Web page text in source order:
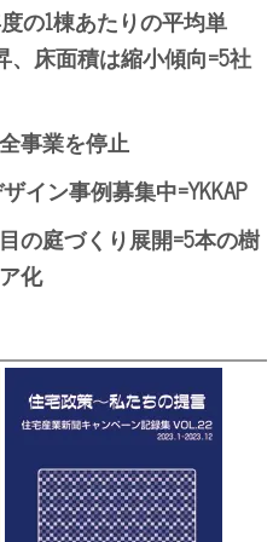
の1棟あたりの平均単
床面積は縮小傾向=5社
事業を停止
イン事例募集中=YKKAP
の庭づくり展開=5本の樹
化